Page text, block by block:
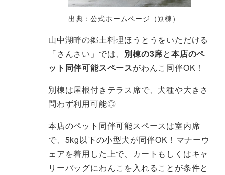
出典：公式ホームページ（別棟）
山中湖畔の郷土料理ほうとうをいただける
「さんさい」では、 別棟の3席と本店のペ
ット同伴可能スペースがわんこ同伴OK！
別棟は屋根付きテラス席で、犬種や大きさ
問わず利用可能◎
本店のペット同伴可能スペースは室内席
で、5kg以下の小型犬が同伴OK！マナーウ
ェアを着用した上で、カートもしくはキャ
リーバッグにわんこを入れることが条件と